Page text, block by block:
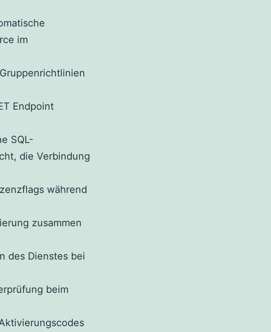
im
Endpoint
SQL-
die Verbindung
während
zusammen
des Dienstes bei
beim